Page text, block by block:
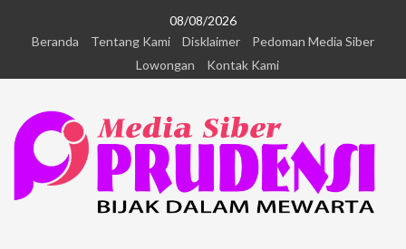
08/08/2026
Beranda
Tentang Kami Disklaimer
Pedoman Media Siber
Lowongan
Kontak Kami